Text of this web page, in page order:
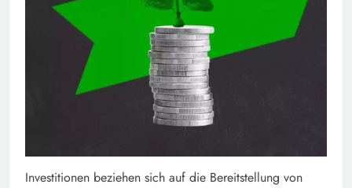
Investitionen beziehen sich auf die Bereitstellung von